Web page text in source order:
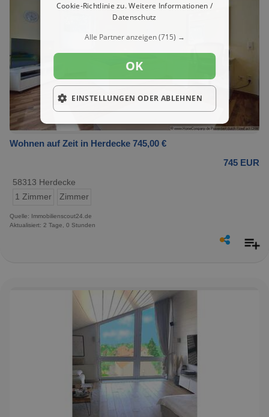
Wohnen auf Zeit in Herdecke 745,00 €
745 EUR
58313 Herdecke
1 Zimmer
Zimmer
Quelle: Immobilienscout24.de
Aktualisiert: 2 Tage, 0 Stunden
Cookie-Richtlinie zu.Weitere Informationen /
Datenschutz
Alle Partner anzeigen(715) →
OK
EINSTELLUNGEN ODER ABLEHNEN